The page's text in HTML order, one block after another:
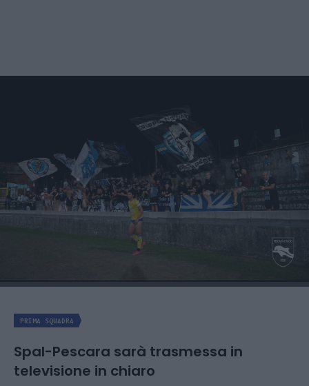
PRIMA SQUADRA
Spal-Pescara sarà trasmessa in
televisione in chiaro